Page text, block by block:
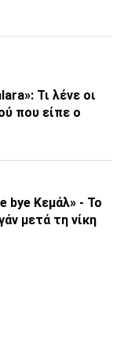
Τι λένε οι
που είπε ο
bye Κεμάλ» - Το
μετά τη νίκη